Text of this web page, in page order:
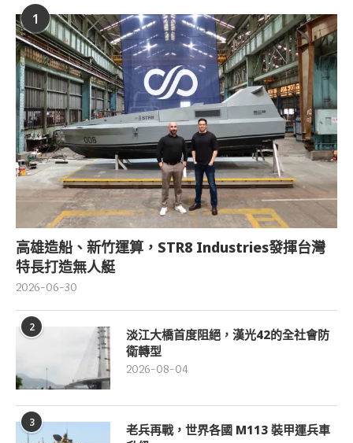
1
高雄造船、新竹運算，STR8 Industries發揮台灣
特長打造無人艇
2026-06-30
2
淡江大橋首度阻絕，漢光42的全社會防
衛轉型
2026-08-04
3
老兵再戰，世界各國 M113 裝甲運兵車